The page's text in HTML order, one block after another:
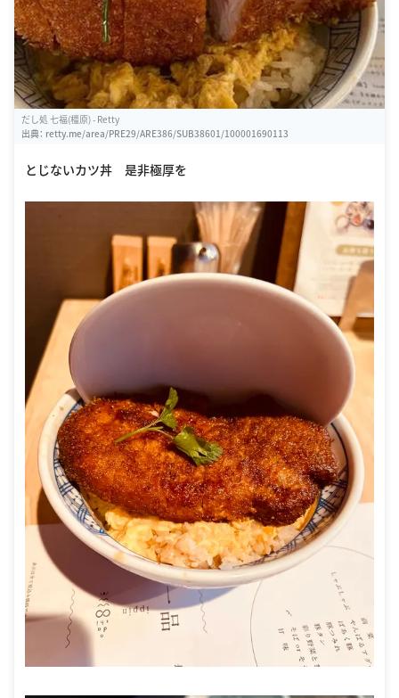
だし処 七福(橿原) - Retty
出典： retty.me/area/PRE29/ARE386/SUB38601/100001690113
とじないカツ丼 是非極厚を